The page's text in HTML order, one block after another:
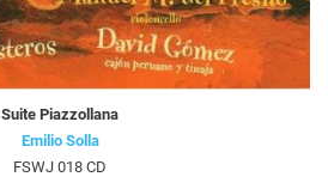
Suite Piazzollana
Emilio Solla
FSWJ 018 CD